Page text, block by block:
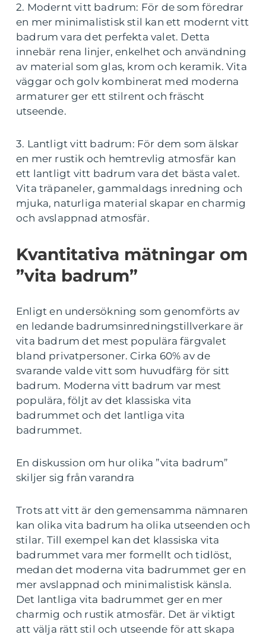
2. Modernt vitt badrum: För de som föredrar
en mer minimalistisk stil kan ett modernt vitt
badrum vara det perfekta valet. Detta
innebär rena linjer, enkelhet och användning
av material som glas, krom och keramik. Vita
väggar och golv kombinerat med moderna
armaturer ger ett stilrent och fräscht
utseende.
3. Lantligt vitt badrum: För dem som älskar
en mer rustik och hemtrevlig atmosfär kan
ett lantligt vitt badrum vara det bästa valet.
Vita träpaneler, gammaldags inredning och
mjuka, naturliga material skapar en charmig
och avslappnad atmosfär.
Kvantitativa mätningar om
”vita badrum”
Enligt en undersökning som genomförts av
en ledande badrumsinredningstillverkare är
vita badrum det mest populära färgvalet
bland privatpersoner. Cirka 60% av de
svarande valde vitt som huvudfärg för sitt
badrum. Moderna vitt badrum var mest
populära, följt av det klassiska vita
badrummet och det lantliga vita
badrummet.
En diskussion om hur olika ”vita badrum”
skiljer sig från varandra
Trots att vitt är den gemensamma nämnaren
kan olika vita badrum ha olika utseenden och
stilar. Till exempel kan det klassiska vita
badrummet vara mer formellt och tidlöst,
medan det moderna vita badrummet ger en
mer avslappnad och minimalistisk känsla.
Det lantliga vita badrummet ger en mer
charmig och rustik atmosfär. Det är viktigt
att välja rätt stil och utseende för att skapa